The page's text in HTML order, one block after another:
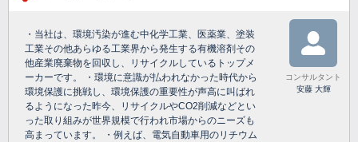
・当社は、環境汚染が進む中化学工業、医薬業、塗装
工業その他あらゆる工業界から発生する有機溶剤その
他産業廃棄物を回収し、リサイクルしているトップメ
ーカーです。 ・環境に意識が払われなかった時代から
環境保護に挑戦し、環境保護の重要性が声高に叫ばれ
るようになった昨今、リサイクルやCO2削減などとい
った取り組みが世界規模で行われ市場からのニーズも
高まっています。 ・例えば、電気自動車用のリチウム
コンサルタント
安藤 大輝